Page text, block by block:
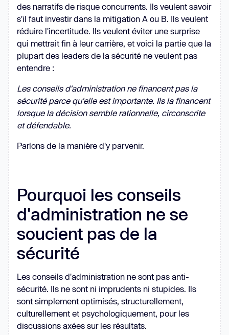
des narratifs de risque concurrents. Ils veulent savoir
s'il faut investir dans la mitigation A ou B. Ils veulent
réduire l'incertitude. Ils veulent éviter une surprise
qui mettrait fin à leur carrière, et voici la partie que la
plupart des leaders de la sécurité ne veulent pas
entendre :
Les conseils d'administration ne financent pas la
sécurité parce qu'elle est importante. Ils la financent
lorsque la décision semble rationnelle, circonscrite
et défendable.
Parlons de la manière d'y parvenir.
Pourquoi les conseils
d'administration ne se
soucient pas de la
sécurité
Les conseils d'administration ne sont pas anti-
sécurité. Ils ne sont ni imprudents ni stupides. Ils
sont simplement optimisés, structurellement,
culturellement et psychologiquement, pour les
discussions axées sur les résultats.